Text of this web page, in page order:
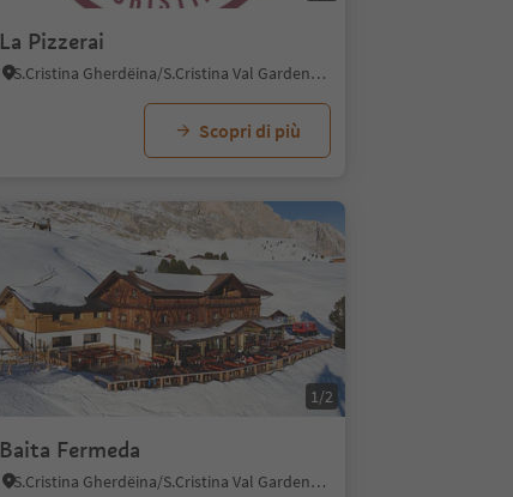
La Pizzerai
S.Cristina Gherdëina/S.Cristina Val Gardena, Santa Cristina Val Gardena, Regione dolomitica Val Gardena
Scopri di più
1/2
Baita Fermeda
S.Cristina Gherdëina/S.Cristina Val Gardena, Santa Cristina Val Gardena, Regione dolomitica Val Gardena